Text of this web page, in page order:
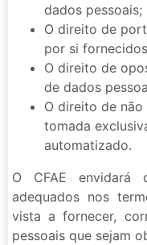
dados pessoais;
O direito de
por si
O direito de
de dados
O direito de
tomada
automatizado.
O CFAE envidará
adequados nos
vista a fornecer,
pessoais que sejam